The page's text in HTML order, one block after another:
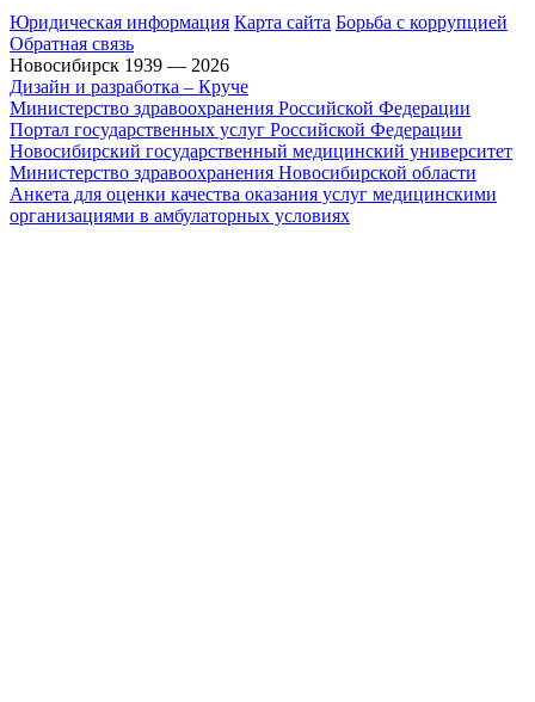
Юридическая информация Карта сайта Борьба с коррупцией
Обратная связь
Новосибирск 1939 — 2026
Дизайн и разработка – Круче
Министерство здравоохранения Российской Федерации
Портал государственных услуг Российской Федерации
Новосибирский государственный медицинский университет
Министерство здравоохранения Новосибирской области
Анкета для оценки качества оказания услуг медицинскими
организациями в амбулаторных условиях